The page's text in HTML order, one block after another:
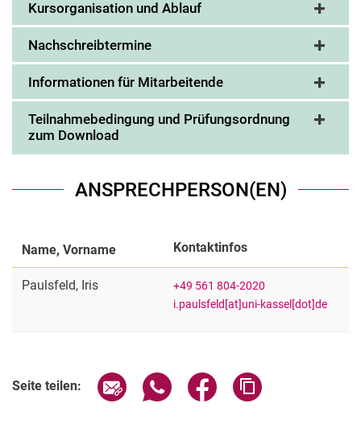
Kursorganisation und Ablauf
Nachschreibtermine
Informationen für Mitarbeitende
Teilnahmebedingung und Prüfungsordnung
zum Download
ANSPRECHPERSON(EN)
Name, Vorname Kontaktinfos
Paulsfeld, Iris
+49 561 804-2020
i.paulsfeld[at]uni-kassel[dot]de
Seite teilen: Seite über E-Mail teilen
Seite über WhatsApp teilen
Seite über Facebook